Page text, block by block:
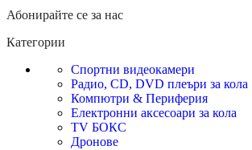
Абонирайте се за нас
Категории
Спортни видеокамери
Радио, CD, DVD плеъри за кола
Компютри & Периферия
Електронни аксесоари за кола
TV БОКС
Дронове